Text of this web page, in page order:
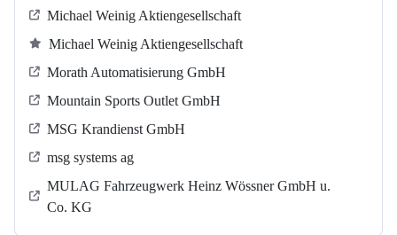
Michael Weinig Aktiengesellschaft
Michael Weinig Aktiengesellschaft
Morath Automatisierung GmbH
Mountain Sports Outlet GmbH
MSG Krandienst GmbH
msg systems ag
MULAG Fahrzeugwerk Heinz Wössner GmbH u.
Co. KG